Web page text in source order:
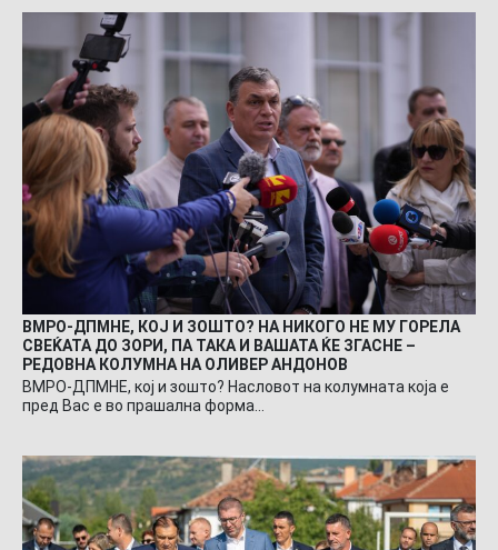
ВМРО-ДПМНЕ, КОЈ И ЗОШТО? НА НИКОГО НЕ МУ ГОРЕЛА
СВЕЌАТА ДО ЗОРИ, ПА ТАКА И ВАШАТА ЌЕ ЗГАСНЕ –
РЕДОВНА КОЛУМНА НА ОЛИВЕР АНДОНОВ
ВМРО-ДПМНЕ, кој и зошто? Насловот на колумната која е
пред Вас е во прашална форма…